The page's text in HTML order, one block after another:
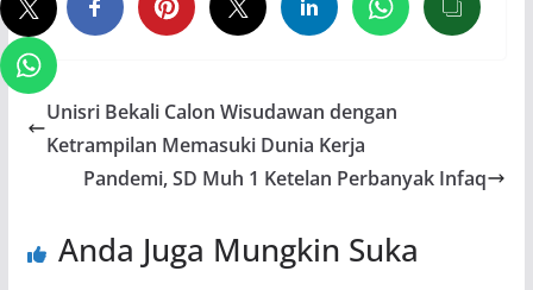
Unisri Bekali Calon Wisudawan dengan
Ketrampilan Memasuki Dunia Kerja
Pandemi, SD Muh 1 Ketelan Perbanyak Infaq
Anda Juga Mungkin Suka